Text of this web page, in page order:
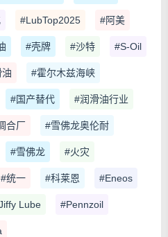
#LubTop2025 #阿美
#壳牌 #沙特 #S-Oil
#霍尔木兹海峡
#国产替代 #润滑油行业
合厂 #雪佛龙奥伦耐
#雪佛龙 #火灾
#统一 #科莱恩 #Eneos
Lube #Pennzoil